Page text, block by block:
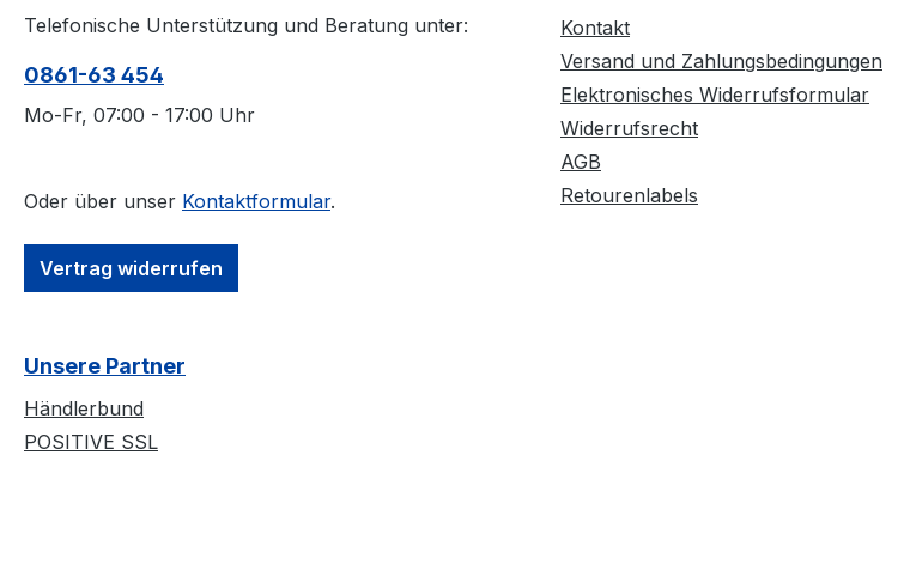
Telefonische Unterstützung und Beratung unter:
0861-63 454
Mo-Fr, 07:00 - 17:00 Uhr
Oder über unser Kontaktformular.
Vertrag widerrufen
Kontakt
Versand und Zahlungsbedingungen
Elektronisches Widerrufsformular
Widerrufsrecht
AGB
Retourenlabels
Unsere Partner
Händlerbund
POSITIVE SSL